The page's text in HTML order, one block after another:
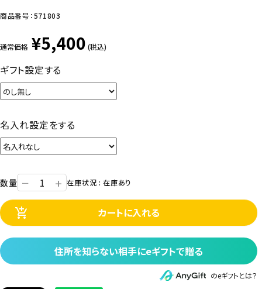
商品番号：571803
通常価格 ¥5,400 (税込)
ギフト設定する
名入れ設定をする
数量 ー + 在庫状況 : 在庫あり
add_shopping_cart カートに入れる
住所を知らない相手にeギフトで贈る
のeギフトとは？